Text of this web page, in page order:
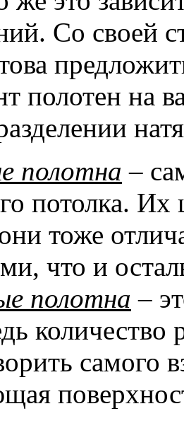
Со своей
полотен на
полотна –
потолка. Их
тоже
что и
полотна –
количество
самого